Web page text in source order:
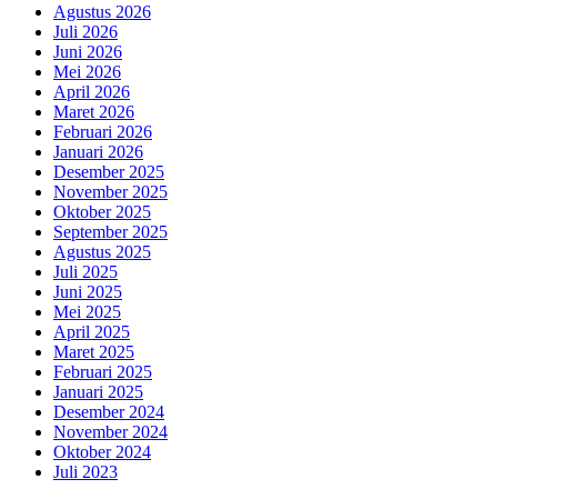
Agustus 2026
Juli 2026
Juni 2026
Mei 2026
April 2026
Maret 2026
Februari 2026
Januari 2026
Desember 2025
November 2025
Oktober 2025
September 2025
Agustus 2025
Juli 2025
Juni 2025
Mei 2025
April 2025
Maret 2025
Februari 2025
Januari 2025
Desember 2024
November 2024
Oktober 2024
Juli 2023